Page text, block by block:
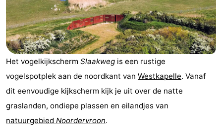
Strand
Overnachten
Appartementen
Bed
breakfasts)
Campings
Hotels
Vakantiehuizen
Het vogelkijkscherm Slaakweg is een rustige
vogelspotplek aan de noordkant van Westkapelle. Vanaf
dit eenvoudige kijkscherm kijk je uit over de natte
graslanden, ondiepe plassen en eilandjes van
natuurgebied Noordervroon.